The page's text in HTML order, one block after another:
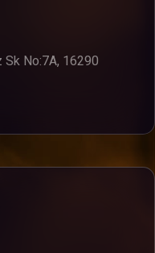
No:7A, 16290